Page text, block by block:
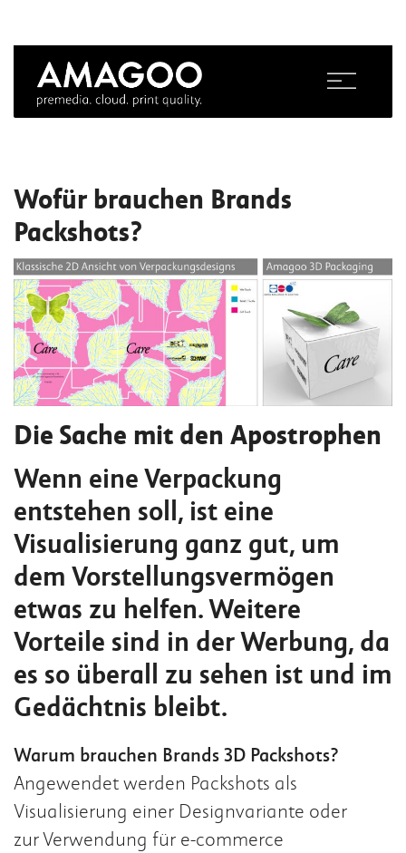
Wofür brauchen Brands
Packshots?
Die Sache mit den Apostrophen
Wenn eine Verpackung
entstehen soll, ist eine
Visualisierung ganz gut, um
dem Vorstellungsvermögen
etwas zu helfen. Weitere
Vorteile sind in der Werbung, da
es so überall zu sehen ist und im
Gedächtnis bleibt.
Warum brauchen Brands 3D Packshots?
Angewendet werden Packshots als
Visualisierung einer Designvariante oder
zur Verwendung für e-commerce